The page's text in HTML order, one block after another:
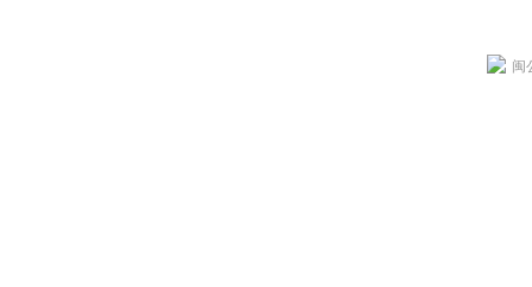
闽